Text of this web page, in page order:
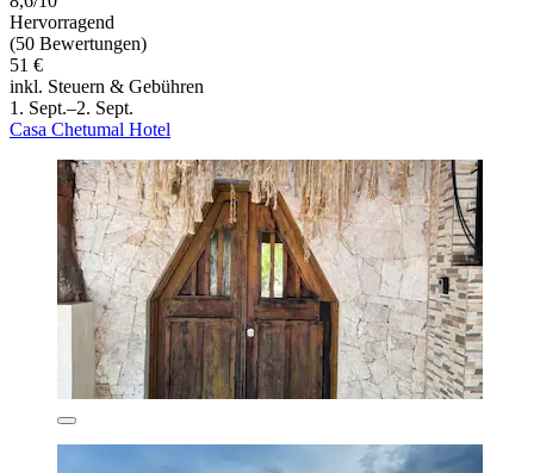
Hervorragend
(50 Bewertungen)
51 €
inkl. Steuern & Gebühren
1. Sept.–2. Sept.
Casa Chetumal Hotel